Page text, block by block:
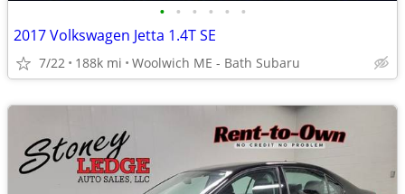
• • • • • •
2017 Volkswagen Jetta 1.4T SE
7/22 188k mi Woolwich ME - Bath Subaru